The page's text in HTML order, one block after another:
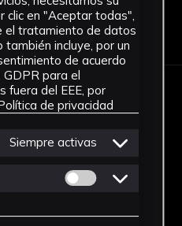
Ficha
clic en "Aceptar todas",
el tratamiento de datos
incluye, por un
de acuerdo
GDPR para el
fuera del EEE, por
de privacidad
Siempre activas
Permitir cookies